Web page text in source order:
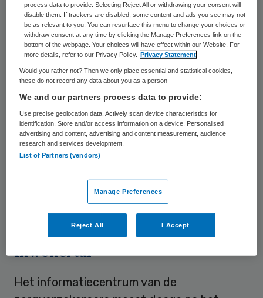
inwoner in plaats van ruim 2800 euro. Dit
meldt Vektis in een gecorrigeerde versie
van de Zorgthermometer.
Uit degecorrigeerde cijfersblijkt dat de
zorgkosten in Amsterdam iets lager liggen
dan in Rotterdam en Den Haag, waar de
zorgkosten respectievelijk 2168 en 2117
euro per inwoner bedragen bij een landelijk
gemiddelde van 1975 euro. Wel scoort
Amsterdam met bijna 300 euro per inwoner
nog steeds relatief hoog qua
de geestelijke gezondheidszorg.
Inwonertal
Het informatiecentrum van de
process data to provide. Selecting Reject All or withdrawing your consent will
disable them. If trackers are disabled, some content and ads you see may not
be as relevant to you. You can resurface this menu to change your choices or
withdraw consent at any time by clicking the Manage Preferences link on the
bottom of the webpage. Your choices will have effect within our Website. For
more details, refer to our Privacy Policy.
Privacy Statement
Would you rather not? Then we only place essential and statistical cookies,
these do not record any data about you as a person
We and our partners process data to provide:
Use precise geolocation data. Actively scan device characteristics for
identification. Store and/or access information on a device. Personalised
advertising and content, advertising and content measurement, audience
research and services development.
List of Partners (vendors)
Manage Preferences
Reject All I Accept